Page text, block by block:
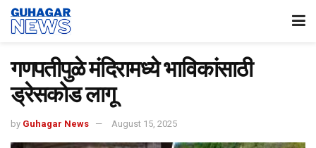
गणपतीपुळे मंदिरामध्ये भाविकांसाठी
ड्रेसकोड लागू
by Guhagar News August 15, 2025